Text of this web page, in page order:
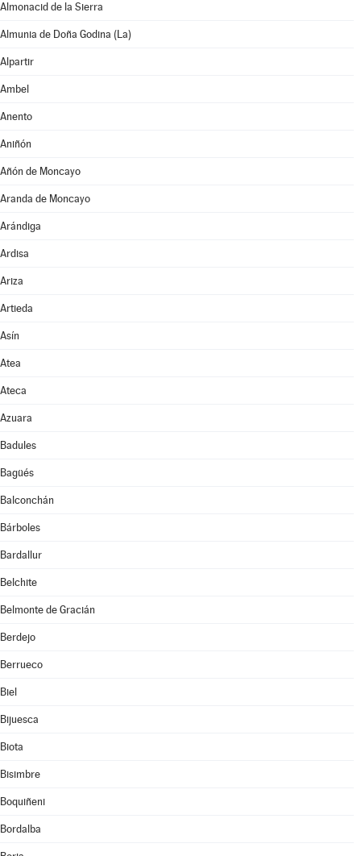
Almonacid de la Sierra
Almunia de Doña Godina (La)
Alpartir
Ambel
Anento
Aniñón
Añón de Moncayo
Aranda de Moncayo
Arándiga
Ardisa
Ariza
Artieda
Asín
Atea
Ateca
Azuara
Badules
Bagüés
Balconchán
Bárboles
Bardallur
Belchite
Belmonte de Gracián
Berdejo
Berrueco
Biel
Bijuesca
Biota
Bisimbre
Boquiñeni
Bordalba